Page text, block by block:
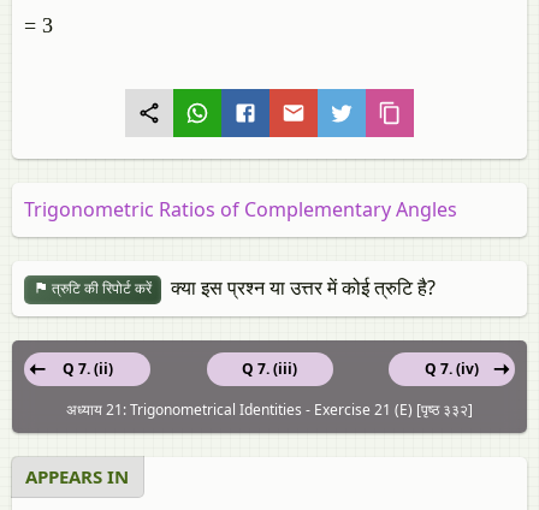
= 3
Trigonometric Ratios of Complementary Angles
त्रुटि की रिपोर्ट करें क्या इस प्रश्न या उत्तर में कोई त्रुटि है?
Q 7. (iii)
Q 7. (ii)
Q 7. (iv)
अध्याय 21: Trigonometrical Identities - Exercise 21 (E) [पृष्ठ ३३२]
APPEARS IN